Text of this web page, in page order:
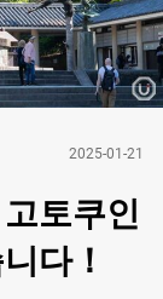
2025-01-21
토쿠인
다！